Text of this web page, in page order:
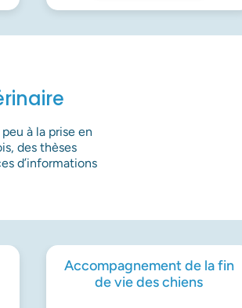
à la prise en
des thèses
d’informations
Accompagnement de la fin
de vie des chiens